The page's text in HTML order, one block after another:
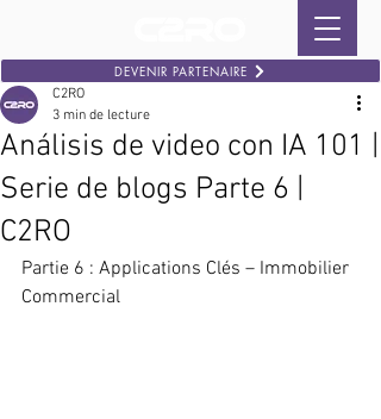
DEVENIR PARTENAIRE
Análisis de video con IA 101 |
Serie de blogs Parte 6 |
C2RO
C2RO
3 min de lecture
Partie 6 : Applications Clés – Immobilier
Commercial